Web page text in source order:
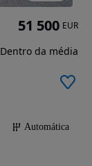
Automática
51 500 EUR
Dentro da média